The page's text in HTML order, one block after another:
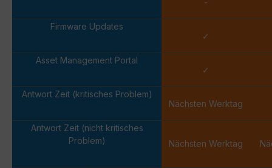
Firmware Updates
✓
Asset Management Portal
✓
Antwort Zeit (kritisches Problem)
Nächsten Werktag
Antwort Zeit (nicht kritisches
Problem)
Nächsten Werktag